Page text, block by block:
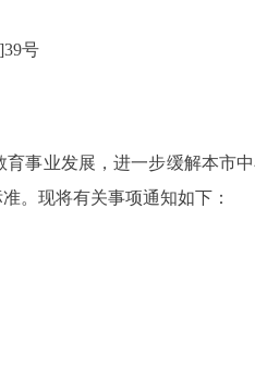
号
业发展，进一步缓解本市
。现将有关事项通知如下：